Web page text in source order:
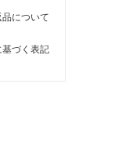
品について
づく表記